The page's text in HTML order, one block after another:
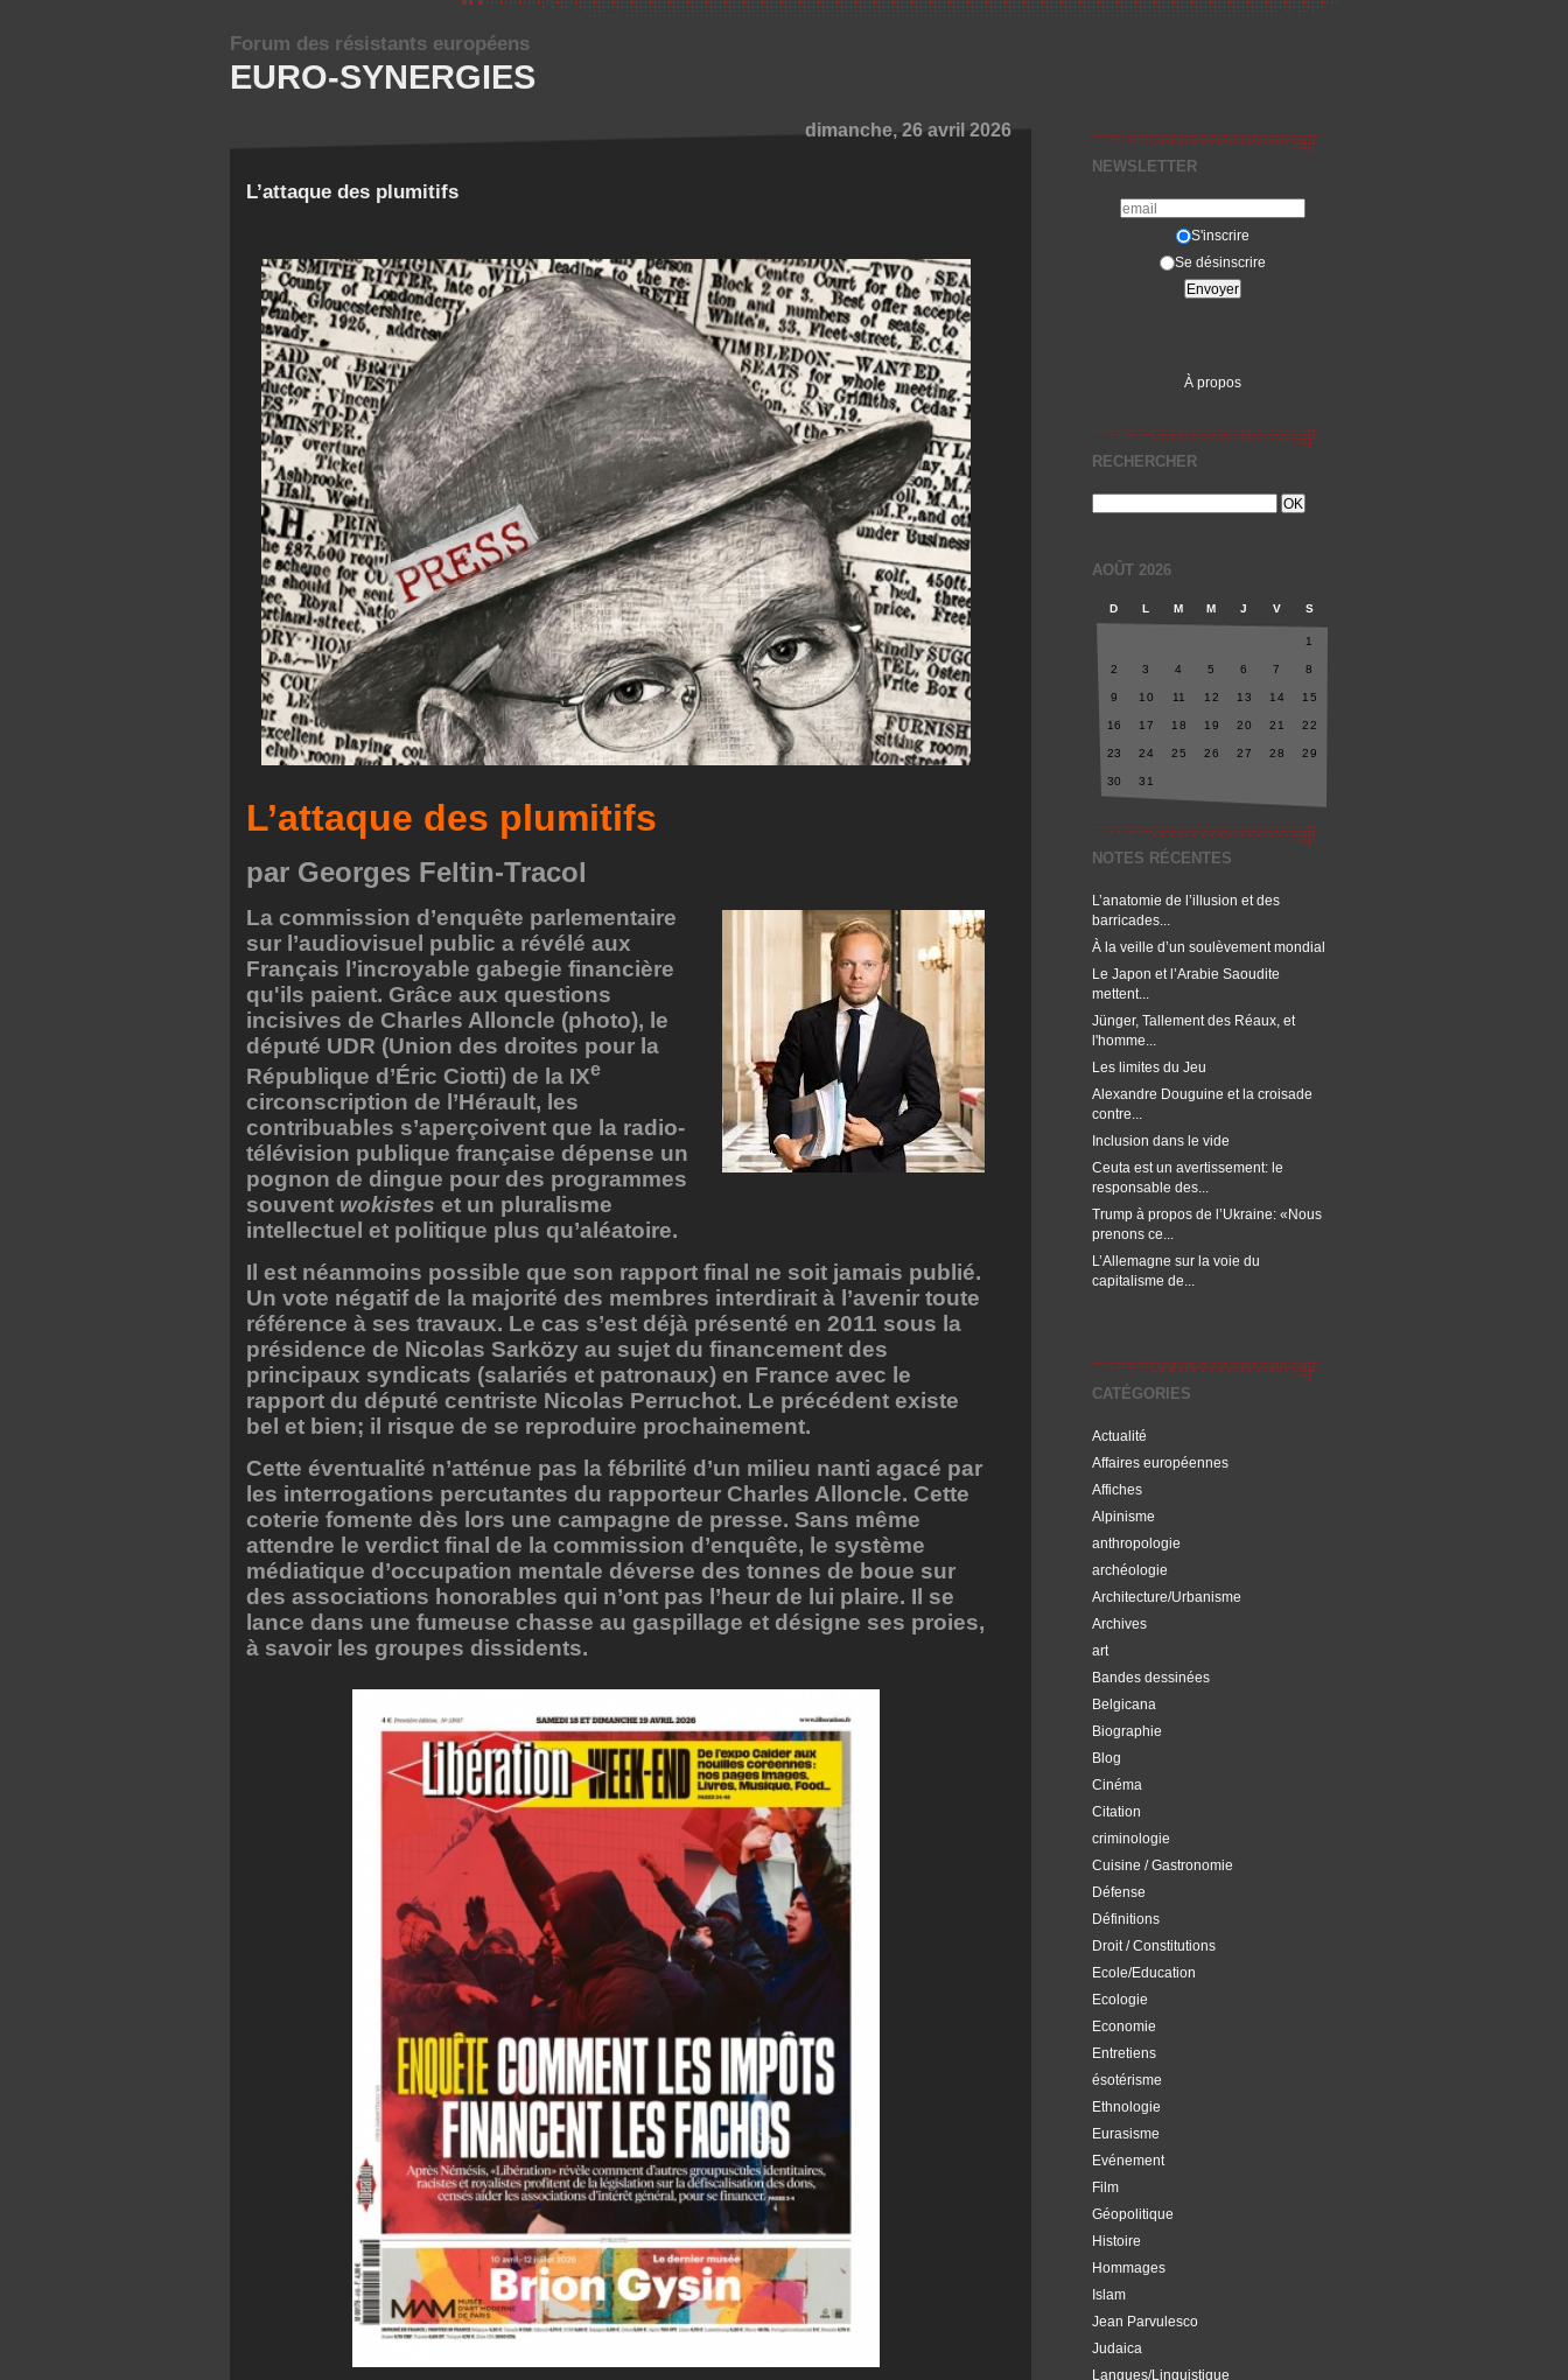
EURO-SYNERGIES
Forum des résistants européens
NEWSLETTER
S'inscrire
Se désinscrire
À propos
RECHERCHER
AOÛT 2026
D L M M J V S
1
2 3 4 5 6 7 8
9 10 11 12 13 14 15
16 17 18 19 20 21 22
23 24 25 26 27 28 29
30 31
NOTES RÉCENTES
L’anatomie de l’illusion et des
barricades...
À la veille d’un soulèvement mondial
Le Japon et l’Arabie Saoudite
mettent...
Jünger, Tallement des Réaux, et
l'homme...
Les limites du Jeu
Alexandre Douguine et la croisade
contre...
Inclusion dans le vide
Ceuta est un avertissement: le
responsable des...
Trump à propos de l’Ukraine: «Nous
prenons ce...
L’Allemagne sur la voie du
capitalisme de...
CATÉGORIES
Actualité
Affaires européennes
Affiches
Alpinisme
anthropologie
archéologie
Architecture/Urbanisme
Archives
art
Bandes dessinées
Belgicana
Biographie
Blog
Cinéma
Citation
criminologie
Cuisine / Gastronomie
Défense
Définitions
Droit / Constitutions
Ecole/Education
Ecologie
Economie
Entretiens
ésotérisme
Ethnologie
Eurasisme
Evénement
Film
Géopolitique
Histoire
Hommages
Islam
Jean Parvulesco
Judaica
Langues/Linguistique
dimanche, 26 avril 2026
L’attaque des plumitifs
L’attaque des plumitifs
par Georges Feltin-Tracol
La commission d’enquête parlementaire
sur l’audiovisuel public a révélé aux
Français l’incroyable gabegie financière
qu'ils paient. Grâce aux questions
incisives de Charles Alloncle (photo), le
député UDR (Union des droites pour la
République d’Éric Ciotti) de la IXe
circonscription de l’Hérault, les
contribuables s’aperçoivent que la radio-
télévision publique française dépense un
pognon de dingue pour des programmes
souvent wokistes et un pluralisme
intellectuel et politique plus qu’aléatoire.
Il est néanmoins possible que son rapport final ne soit jamais publié.
Un vote négatif de la majorité des membres interdirait à l’avenir toute
référence à ses travaux. Le cas s’est déjà présenté en 2011 sous la
présidence de Nicolas Sarközy au sujet du financement des
principaux syndicats (salariés et patronaux) en France avec le
rapport du député centriste Nicolas Perruchot. Le précédent existe
bel et bien; il risque de se reproduire prochainement.
Cette éventualité n’atténue pas la fébrilité d’un milieu nanti agacé par
les interrogations percutantes du rapporteur Charles Alloncle. Cette
coterie fomente dès lors une campagne de presse. Sans même
attendre le verdict final de la commission d’enquête, le système
médiatique d’occupation mentale déverse des tonnes de boue sur
des associations honorables qui n’ont pas l’heur de lui plaire. Il se
lance dans une fumeuse chasse au gaspillage et désigne ses proies,
à savoir les groupes dissidents.